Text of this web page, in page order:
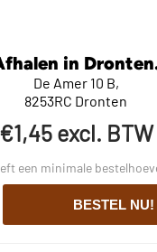
in
De Amer 10 B,
8253RC Dronten
€1,45 excl. BTW
een minimale
BESTEL NU!